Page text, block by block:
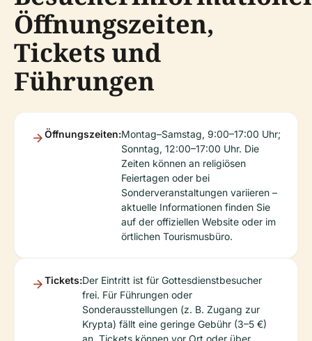
Öffnungszeiten,
Tickets und
Führungen
Öffnungszeiten:Montag–Samstag, 9:00–17:00 Uhr;
Sonntag, 12:00–17:00 Uhr. Die
Zeiten können an religiösen
Feiertagen oder bei
Sonderveranstaltungen variieren –
aktuelle Informationen finden Sie
auf der offiziellen Website oder im
örtlichen Tourismusbüro.
Tickets:Der Eintritt ist für Gottesdienstbesucher
frei. Für Führungen oder
Sonderausstellungen (z. B. Zugang zur
Krypta) fällt eine geringe Gebühr (3–5 €)
an. Tickets können vor Ort oder über